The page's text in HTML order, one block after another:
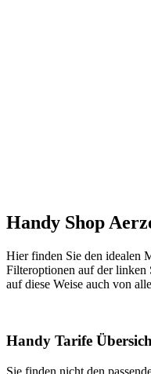
Handy Shop
Hier finden Sie den idealen
Filteroptionen auf der linken
auf diese Weise auch von
Handy Tarife